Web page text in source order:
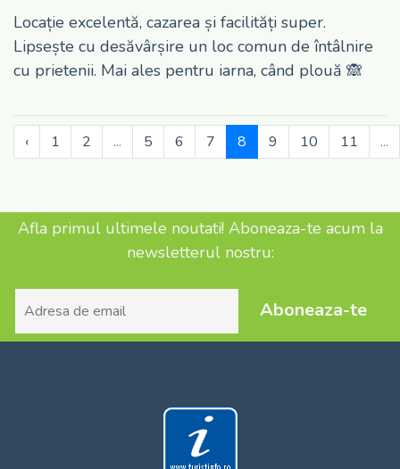
Locație excelentă, cazarea și facilități super.
Lipsește cu desăvârșire un loc comun de întâlnire
cu prietenii. Mai ales pentru iarna, când plouă 🙈
‹ 1 2 ... 5 6 7 8 9 10 11 ...
Afla primul ultimele noutati! Aboneaza-te acum la
newsletterul nostru:
Aboneaza-te